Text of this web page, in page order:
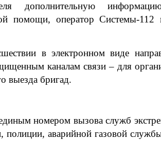
дополнительную
помощи, оператор Системы-
в электронном виде
каналам связи – для
выезда бригад.
номером вызова служб
полиции, аварийной газовой